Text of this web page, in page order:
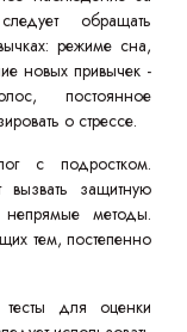
обращать
режиме сна,
новых привычек -
постоянное
о стрессе.
с подростком.
защитную
непрямые методы.
тем, постепенно
для оценки